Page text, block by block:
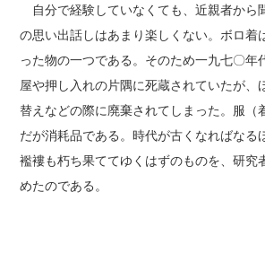
自分で経験していなくても、近親者から
の思い出話しはあまり楽しくない。ボロ着
った物の一つである。そのため一九七〇年
屋や押し入れの片隅に死蔵されていたが、
替えなどの際に廃棄されてしまった。服（
だが消耗品である。時代が古くなればなる
襤褸も朽ち果ててゆくはずのものを、研究
めたのである。